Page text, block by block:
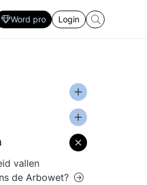
Word pro Login
Ontwikkel
HRM, De
Ieder zijn
specialisme en
Volg de
trends voor elke
en uitvoering
marketing prikkel
vallen
de Arbowet?